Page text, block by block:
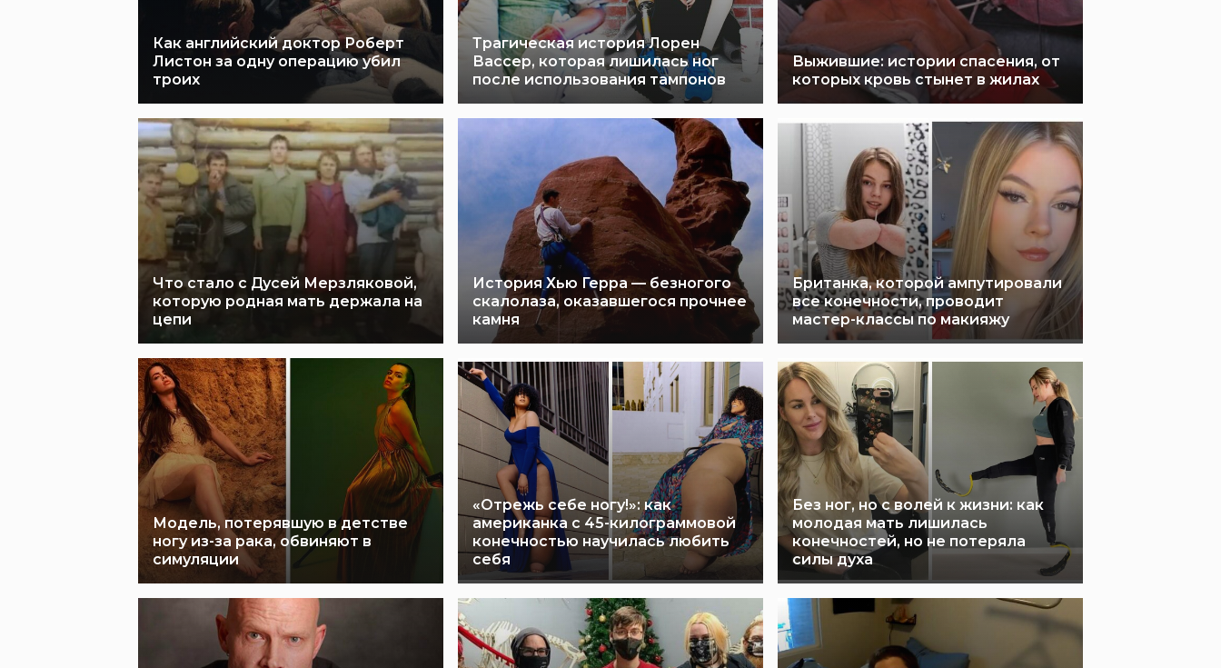
Как английский доктор Роберт
Листон за одну операцию убил
троих
Трагическая история Лорен
Вассер, которая лишилась ног
после использования тампонов
Выжившие: истории спасения, от
которых кровь стынет в жилах
Что стало с Дусей Мерзляковой,
которую родная мать держала на
цепи
История Хью Герра — безногого
скалолаза, оказавшегося прочнее
камня
Британка, которой ампутировали
все конечности, проводит
мастер-классы по макияжу
Модель, потерявшую в детстве
ногу из-за рака, обвиняют в
симуляции
«Отрежь себе ногу!»: как
американка с 45-килограммовой
конечностью научилась любить
себя
Без ног, но с волей к жизни: как
молодая мать лишилась
конечностей, но не потеряла
силы духа